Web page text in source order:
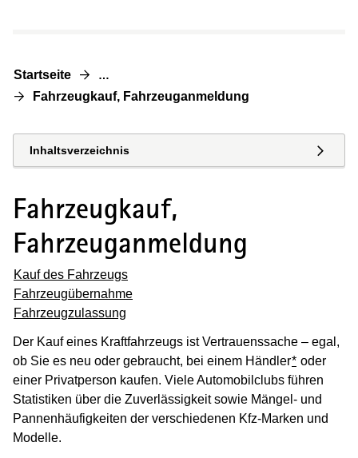
Startseite …
Fahrzeugkauf, Fahrzeuganmeldung
Inhaltsverzeichnis
Fahrzeugkauf,
Fahrzeuganmeldung
Kauf des Fahrzeugs
Fahrzeugübernahme
Fahrzeugzulassung
Der Kauf eines Kraftfahrzeugs ist Vertrauenssache – egal,
ob Sie es neu oder gebraucht, bei einem Händler* oder
einer Privatperson kaufen. Viele Automobilclubs führen
Statistiken über die Zuverlässigkeit sowie Mängel- und
Pannenhäufigkeiten der verschiedenen Kfz-Marken und
Modelle.